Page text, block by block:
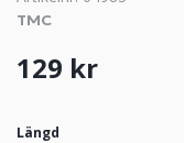
TMC
129 kr
Längd